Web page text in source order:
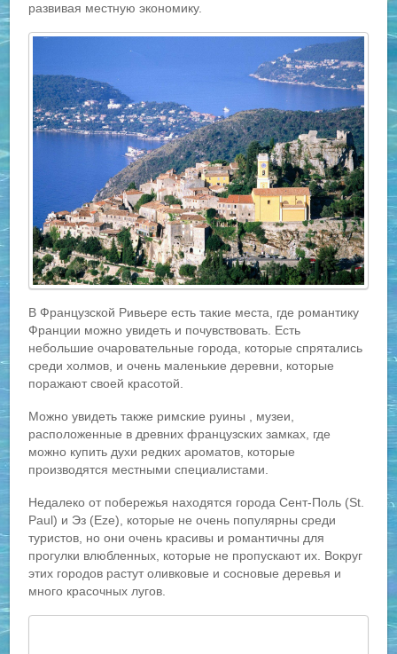
развивая местную экономику.
В Французской Ривьере есть такие места, где романтику
Франции можно увидеть и почувствовать. Есть
небольшие очаровательные города, которые спрятались
среди холмов, и очень маленькие деревни, которые
поражают своей красотой.
Можно увидеть также римские руины , музеи,
расположенные в древних французских замках, где
можно купить духи редких ароматов, которые
производятся местными специалистами.
Недалеко от побережья находятся города Сент-Поль (St.
Paul) и Эз (Eze), которые не очень популярны среди
туристов, но они очень красивы и романтичны для
прогулки влюбленных, которые не пропускают их. Вокруг
этих городов растут оливковые и сосновые деревья и
много красочных лугов.